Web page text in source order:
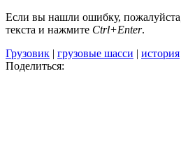
Если вы нашли ошибку,
текста и нажмите Ctrl+Enter.
Грузовик | грузовые шасси | история
Поделиться: